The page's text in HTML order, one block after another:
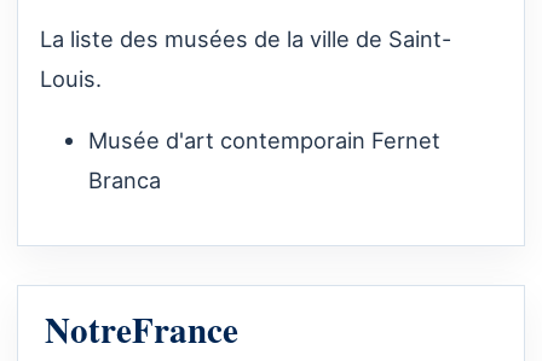
La liste des musées de la ville de Saint-
Louis.
Musée d'art contemporain Fernet
Branca
NotreFrance